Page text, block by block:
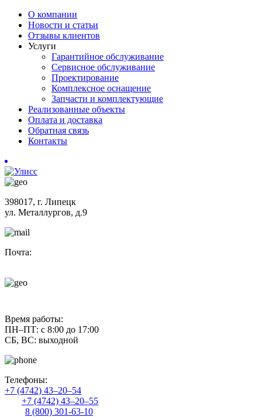
О компании
Новости и статьи
Отзывы клиентов
Услуги
Гарантийное обслуживание
Сервисное обслуживание
Проектирование
Комплексное оснащение
Запчасти и комплектующие
Реализованные объекты
Оплата и доставка
Обратная связь
Контакты
398017, г. Липецк
ул. Металлургов, д.9
Почта:
Время работы:
ПН–ПТ: с 8:00 до 17:00
СБ, ВС: выходной
Телефоны:
+7 (4742) 43–20–54
+7 (4742) 43–20–55
8 (800) 301-63-10